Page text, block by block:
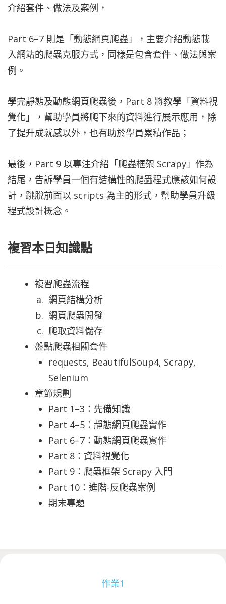
介紹套件、做法及案例，
Part 6–7 則是「動態網頁爬蟲」，主要介紹動態載
入網站的爬蟲克服方式，同樣是包含套件、做法與案
例。
學完靜態及動態網頁爬蟲後，Part 8 將教學「資料視
覺化」，幫助學員將爬下來的資料進行展示應用，除
了提升成就感以外，也有助於學員累積作品；
最後，Part 9 以專注介紹「爬蟲框架 Scrapy」作為
結尾，告訴學員一個有結構性的爬蟲程式應該如何設
計，跳脫前面以 scripts 為主的形式，幫助學員升級
程式設計概念。
複習本日知識點
複習爬蟲流程
網頁結構分析
網頁爬蟲開發
爬取資料儲存
盤點爬蟲相關套件
requests, BeautifulSoup4, Scrapy,
Selenium
章節規劃
Part 1–3：先備知識
Part 4–5：靜態網頁爬蟲實作
Part 6–7：動態網頁爬蟲實作
Part 8：資料視覺化
Part 9：爬蟲框架 Scrapy 入門
Part 10：進階-反爬蟲案例
期末專題
作業1